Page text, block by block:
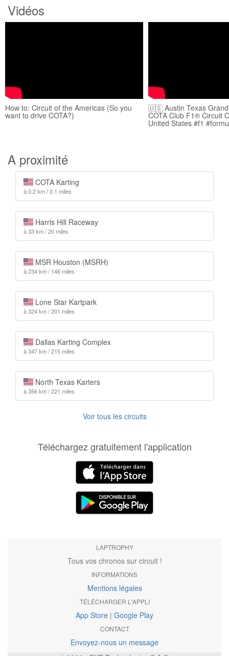
Vidéos
How to: Circuit of the Americas (So you
want to drive COTA?)
🇺🇸 Austin Texas Grand
COTA Club F1® Circuit
United States #f1
A proximité
COTA Karting
à 0.2 km / 0.1 miles
Harris Hill Raceway
à 33 km / 20 miles
MSR Houston (MSRH)
à 234 km / 146 miles
Lone Star Kartpark
à 324 km / 201 miles
Dallas Karting Complex
à 347 km / 215 miles
North Texas Karters
à 356 km / 221 miles
Voir tous les circuits
Téléchargez gratuitement l'application
LAPTROPHY
Tous vos chronos sur circuit !
INFORMATIONS
Mentions légales
TÉLÉCHARGER L'APPLI
App Store | Google Play
CONTACT
Envoyez-nous un message